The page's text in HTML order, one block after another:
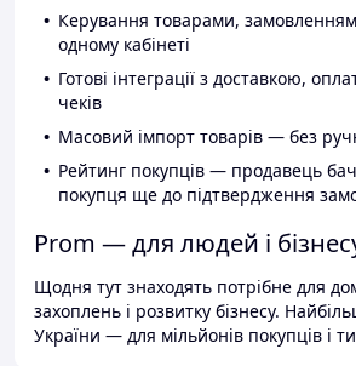
Керування товарами,
одному кабінеті
Готові інтеграції з доставкою,
чеків
Масовий імпорт товарів — без
Рейтинг покупців — продавець
покупця ще до підтвердження
Prom — для людей і
Щодня тут знаходять потрібне для
захоплень і розвитку бізнесу.
України — для мільйонів покупців і